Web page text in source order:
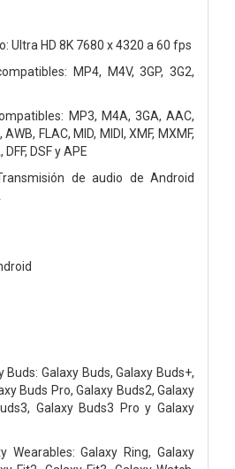
Ultra HD 8K 7680 x 4320 a 60 fps
MP4, M4V, 3GP, 3G2,
MP3, M4A, 3GA, AAC,
AWB, FLAC, MID, MIDI, XMF, MXMF,
DFF, DSF y APE
de audio de Android
Galaxy Buds, Galaxy Buds+,
Buds Pro, Galaxy Buds2, Galaxy
Galaxy Buds3 Pro y Galaxy
Wearables: Galaxy Ring, Galaxy